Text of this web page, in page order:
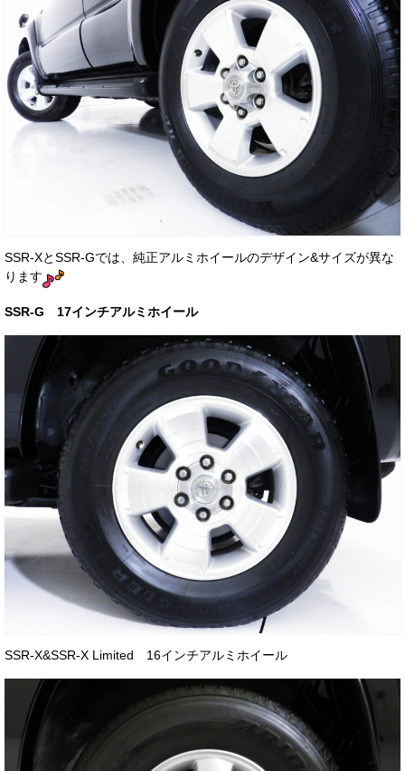
SSR-XとSSR-Gでは、純正アルミホイールのデザイン&サイズが異な
ります
SSR-G 17インチアルミホイール
SSR-X&SSR-X Limited 16インチアルミホイール